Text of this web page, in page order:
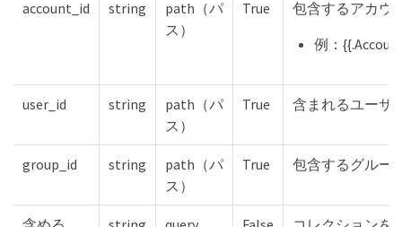
account_id string
path（パ
ス）
True
包含するアカウ
例：
user_id string
path（パ
ス）
True 含まれるユーザ
group_id string
path（パ
ス）
True 包含するグルー